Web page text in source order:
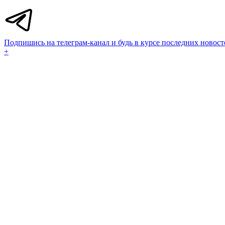
Подпишись на телеграм-канал и будь в курсе последних
+